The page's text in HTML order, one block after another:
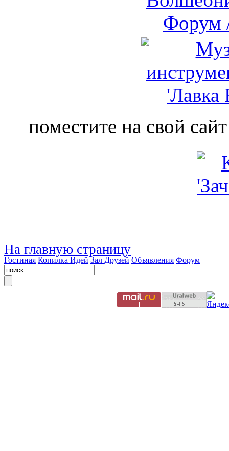
поместите на свой
На главную страницу
Гостиная Копилка Идей Зал Друзей Объявления Форум